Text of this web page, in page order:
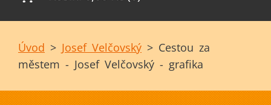
Úvod > Josef Velčovský > Cestou za
městem - Josef Velčovský - grafika